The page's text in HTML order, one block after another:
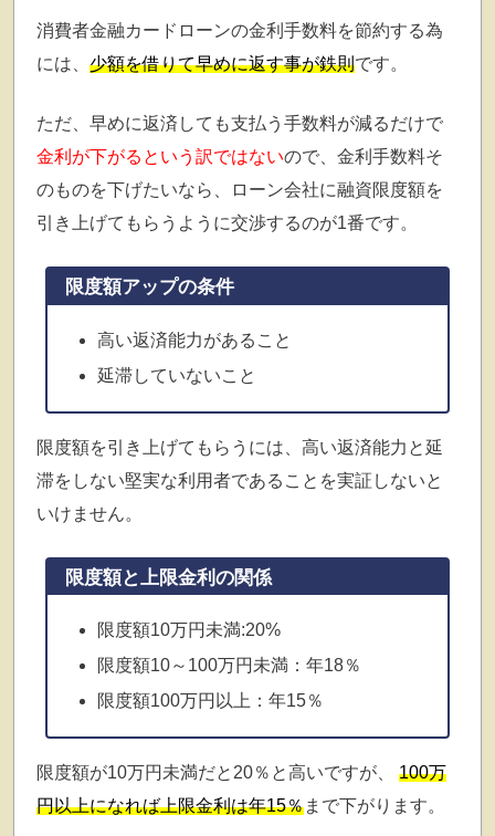
消費者金融カードローンの金利手数料を節約する為
には、 少額を借りて早めに返す事が鉄則です。
ただ、早めに返済しても支払う手数料が減るだけで
金利が下がるという訳ではないので、金利手数料そ
のものを下げたいなら、ローン会社に融資限度額を
引き上げてもらうように交渉するのが1番です。
限度額アップの条件
高い返済能力があること
延滞していないこと
限度額を引き上げてもらうには、高い返済能力と延
滞をしない堅実な利用者であることを実証しないと
いけません。
限度額と上限金利の関係
限度額10万円未満:20%
限度額10～100万円未満：年18％
限度額100万円以上：年15％
限度額が10万円未満だと20％と高いですが、 100万
円以上になれば上限金利は年15％まで下がります。